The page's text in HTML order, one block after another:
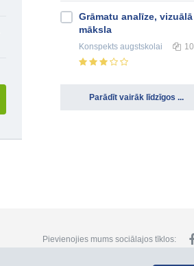
Grāmatu analīze, vizuālā
māksla
Konspekts augstskolai 10
Parādīt vairāk līdzīgos ...
Pievienojies mums sociālajos tīklos: